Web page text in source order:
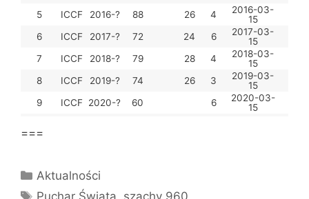
5
ICCF 2016-? 88 26 4
2016-03-
15
6
ICCF 2017-? 72 24 6
2017-03-
15
7
ICCF 2018-? 79 28 4
2018-03-
15
8
ICCF 2019-? 74 26 3
2019-03-
15
9
ICCF 2020-? 60 6
2020-03-
15
===
Kategorie
Aktualności
Tagi
Puchar Świata szachy 960